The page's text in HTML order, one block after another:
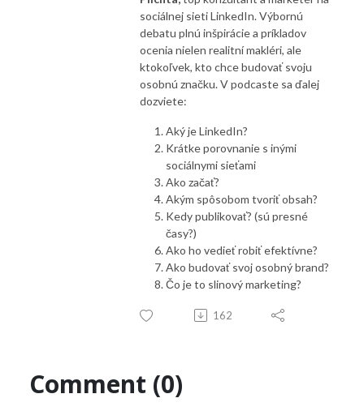
prečo ceny realít rastú aj počas koronakrízy, ako si vybrať a zabezpečiť
bývanie, či už cez kúpu alebo prenájom nehnuteľnosti, ako sa starať o
nehnuteľnosť, čo urobiť pre zelenšiu domácnosť alebo ako dosiahnuť jej
lepšiu energetickú efektívnosť. Poradíme Vám ako získať finančnú
stabilitu a príliš sa nezadĺžiť. Zaradené budú aj lifestylové témy.
Der erste Podcast NARKS über die Immobilien in der Slowakei
sociálnej sieti LinkedIn. Výbornú
debatu plnú inšpirácie a príkladov
ocenia nielen realitní makléri, ale
ktokoľvek, kto chce budovať svoju
osobnú značku. V podcaste sa ďalej
dozviete:
Aký je LinkedIn?
Krátke porovnanie s inými
sociálnymi sieťami
Ako začať?
Akým spôsobom tvoriť obsah?
Kedy publikovať? (sú presné
časy?)
Ako ho vedieť robiť efektívne?
Ako budovať svoj osobný brand?
Čo je to slinový marketing?
162
Comment (0)